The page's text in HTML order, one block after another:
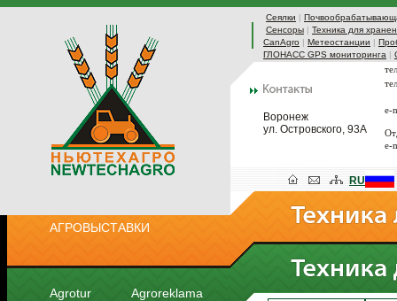
Сеялки |
Сенсоры | Техника для
CanAgro | Метеостанции |
ГЛОНАСС GPS мониторинга |
Воронеж
ул. Островского, 93А
e-
e-
АГРОВЫСТАВКИ
Agrotur Agroreklama
RU